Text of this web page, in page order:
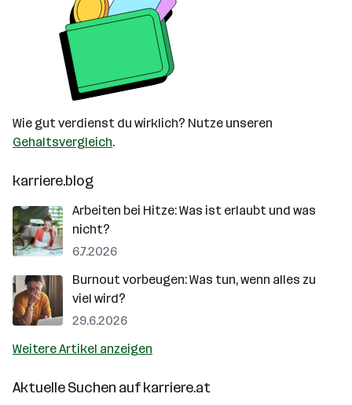
Wie gut verdienst du wirklich? Nutze unseren
Gehaltsvergleich.
karriere.blog
Arbeiten bei Hitze: Was ist erlaubt und was
nicht?
6.7.2026
Burnout vorbeugen: Was tun, wenn alles zu
viel wird?
29.6.2026
Weitere Artikel anzeigen
Aktuelle Suchen aufkarriere.at